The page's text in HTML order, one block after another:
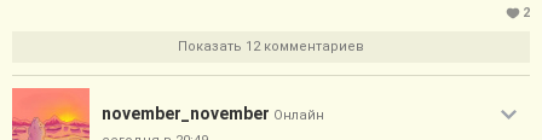
Проблема в том, что в последние месяцы как назло мало что
топлива уже не хватает. Хрен с ними с плохими новостями -
давно уже плохие, с 2020, я бы справился с ними, будь рядом
2
Показать 12 комментариев
november_november Онлайн